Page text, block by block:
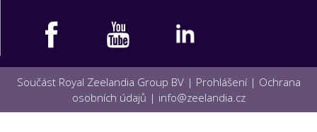
Součást Royal Zeelandia Group BV | Prohlášení| Ochrana
osobních údajů | info@zeelandia.cz